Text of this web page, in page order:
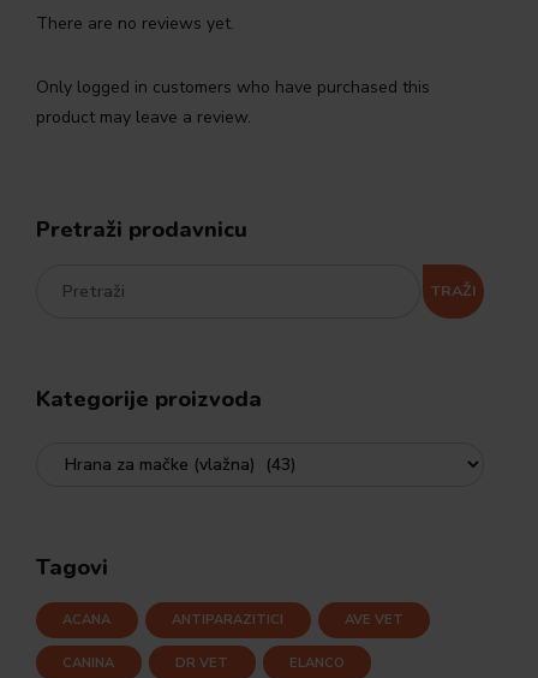
There are no reviews yet.
Only logged in customers who have purchased this
product may leave a review.
Pretraži prodavnicu
TRAŽI
Kategorije proizvoda
Tagovi
ACANA ANTIPARAZITICI AVE VET
CANINA DR VET ELANCO